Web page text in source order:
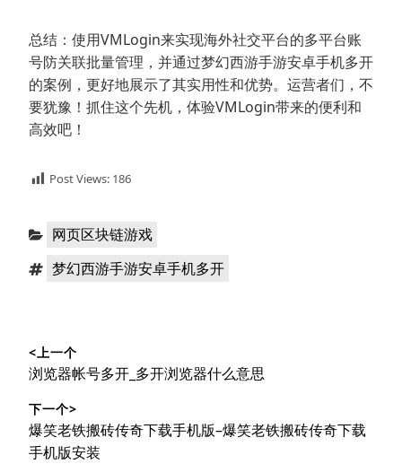
总结：使用VMLogin来实现海外社交平台的多平台账
号防关联批量管理，并通过梦幻西游手游安卓手机多开
的案例，更好地展示了其实用性和优势。运营者们，不
要犹豫！抓住这个先机，体验VMLogin带来的便利和
高效吧！
Post Views: 186
分
网页区块链游戏
标 梦幻西游手游安卓手机多开
章
导
航
<上一个
上
文
章：
浏览器帐号多开_多开浏览器什么意思
下一个>
下
篇
爆笑老铁搬砖传奇下载手机版–爆笑老铁搬砖传奇下载
手机版安装